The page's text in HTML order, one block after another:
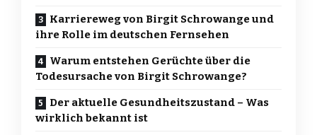
Karriereweg von Birgit Schrowange und
ihre Rolle im deutschen Fernsehen
Warum entstehen Gerüchte über die
Todesursache von Birgit Schrowange?
Der aktuelle Gesundheitszustand – Was
wirklich bekannt ist